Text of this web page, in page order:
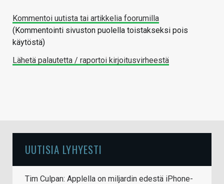
Kommentoi uutista tai artikkelia foorumilla
(Kommentointi sivuston puolella toistakseksi pois
käytöstä)
Lähetä palautetta / raportoi kirjoitusvirheestä
UUTISIA LYHYESTI
Tim Culpan: Applella on miljardin edestä iPhone-